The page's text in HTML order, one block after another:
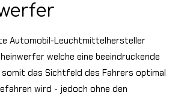
Automobil-Leuchtmittelhersteller
welche eine beeindruckende
das Sichtfeld des Fahrers optimal
wird - jedoch ohne den